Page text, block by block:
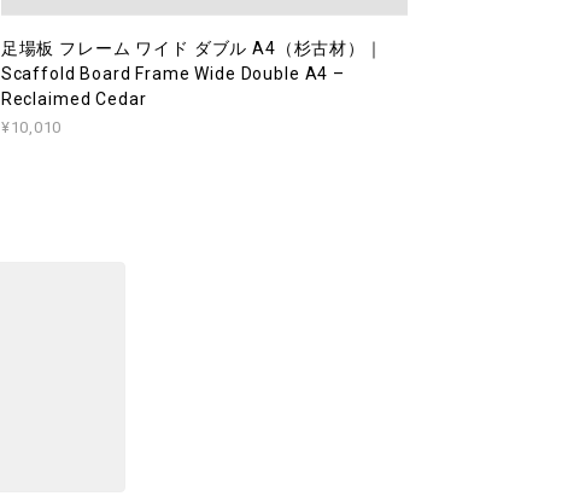
足場板 フレーム ワイド ダブル A4（杉古材）｜
Scaffold Board Frame Wide Double A4 –
Reclaimed Cedar
¥10,010